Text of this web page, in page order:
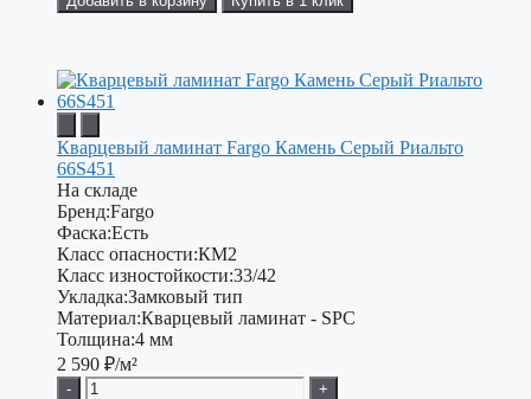
Кварцевый ламинат Fargo Камень Серый Риальто
66S451
На складе
Бренд:Fargo
Фаска:Есть
Класс опасности:КМ2
Класс изностойкости:33/42
Укладка:Замковый тип
Материал:Кварцевый ламинат - SPC
Толщина:4 мм
2 590 ₽/м²
-
+